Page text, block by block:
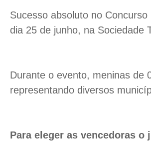
Sucesso absoluto no
dia 25 de junho, na Sociedade
Durante o evento, meninas de
representando diversos
Para eleger as vencedoras